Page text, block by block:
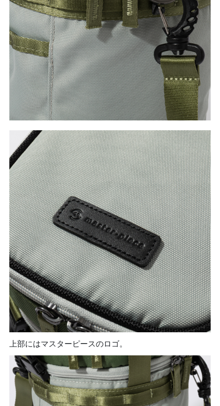
上部にはマスターピースのロゴ。